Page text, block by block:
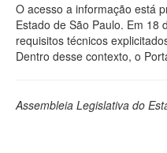
O acesso a informação está
Estado de São Paulo. Em 18
requisitos técnicos
Dentro desse contexto, o
Assembleia Legislativa do